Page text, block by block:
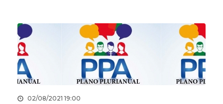
02/08/2021 19:00